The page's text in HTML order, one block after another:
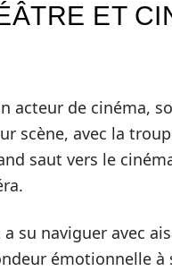
ET
acteur de cinéma,
scène, avec la
saut vers le
su naviguer avec
émotionnelle à